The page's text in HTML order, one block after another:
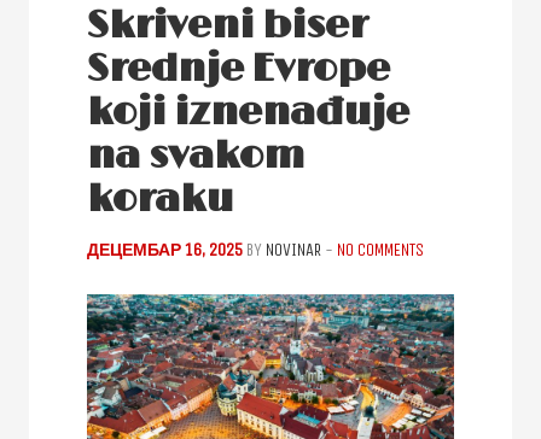
Skriveni biser
Srednje Evrope
koji iznenađuje
na svakom
koraku
ДЕЦЕМБАР 16, 2025 BY NOVINAR - NO COMMENTS